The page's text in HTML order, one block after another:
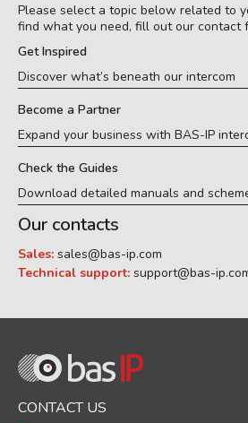
Please select a topic below related to
find what you need, fill out our contact
Get Inspired
Discover what’s beneath our intercom
Become a Partner
Expand your business with BAS-IP
Check the Guides
Download detailed manuals and
Our contacts
Sales: sales@bas-ip.com
Technical support: support@bas-
CONTACT US